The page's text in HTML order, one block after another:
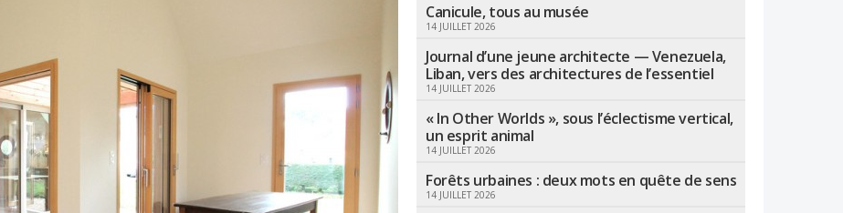
Canicule, tous au musée
14 JUILLET 2026
Journal d’une jeune architecte — Venezuela,
Liban, vers des architectures de l’essentiel
14 JUILLET 2026
« In Other Worlds », sous l’éclectisme vertical,
un esprit animal
14 JUILLET 2026
Forêts urbaines : deux mots en quête de sens
14 JUILLET 2026